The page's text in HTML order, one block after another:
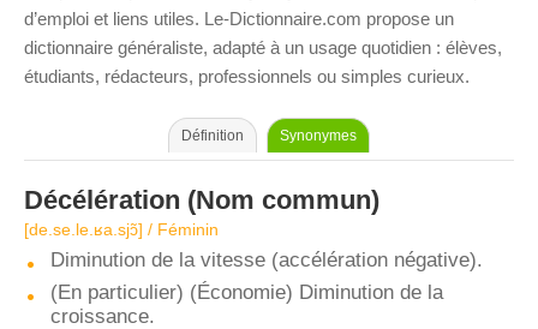
d’emploi et liens utiles. Le-Dictionnaire.com propose un
dictionnaire généraliste, adapté à un usage quotidien : élèves,
étudiants, rédacteurs, professionnels ou simples curieux.
Définition Synonymes
Décélération (Nom commun)
[de.se.le.ʁa.sjɔ̃] / Féminin
Diminution de la vitesse (accélération négative).
(En particulier) (Économie) Diminution de la
croissance.